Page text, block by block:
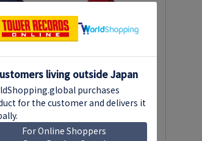
ンパクトバッ
ー
年12月01日
Shupatto コンパクトバッ
発売日
2020年12月01日
ます。